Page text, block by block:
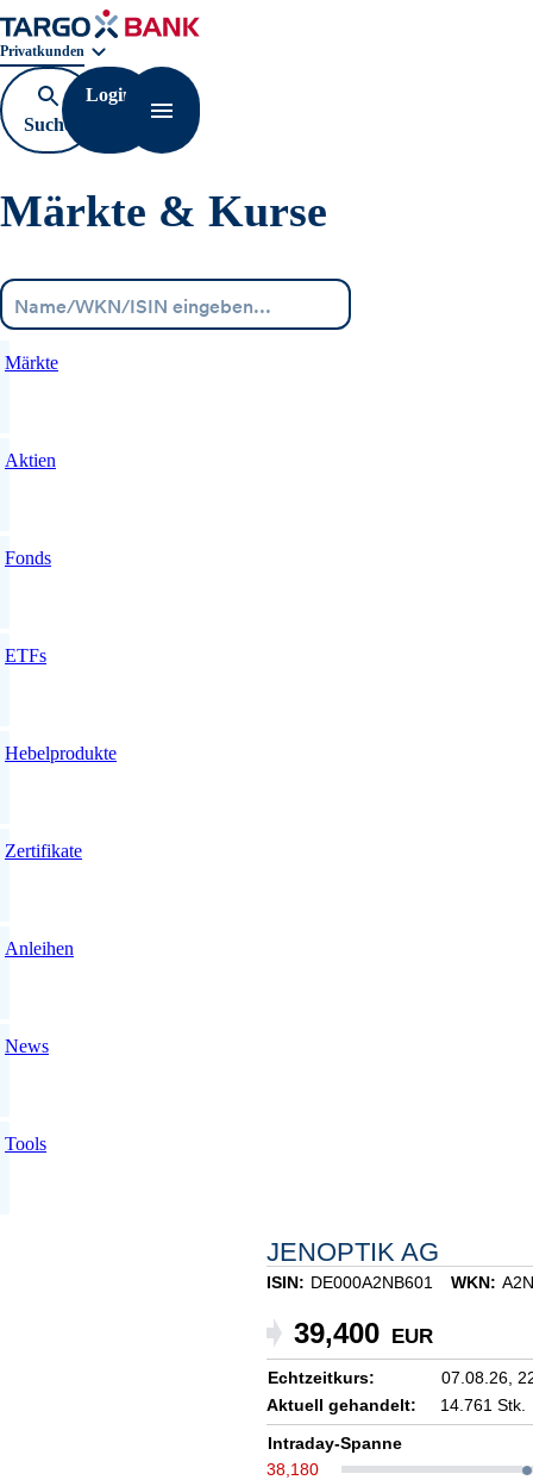
Geschäftsbereichnavigation. Aktuelle Auswahl:
Privatkunden
Suche
öffnen
Login
Navigation öffnen
Märkte & Kurse
Märkte
Aktien
Fonds
ETFs
Hebelprodukte
Zertifikate
Anleihen
News
Tools
JENOPTIK AG
ISIN: DE000A2NB601 WKN:
39,400 EUR
Echtzeitkurs: 07.08.26,
Aktuell gehandelt:
14.761 Stk.
Intraday-Spanne
38,180